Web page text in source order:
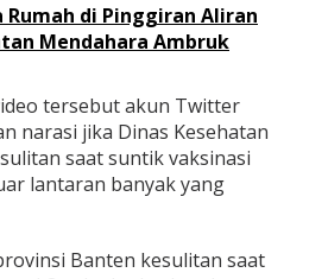
Rumah di Pinggiran Aliran
Mendahara Ambruk
tersebut akun Twitter
narasi jika Dinas Kesehatan
saat suntik vaksinasi
lantaran banyak yang
Banten kesulitan saat